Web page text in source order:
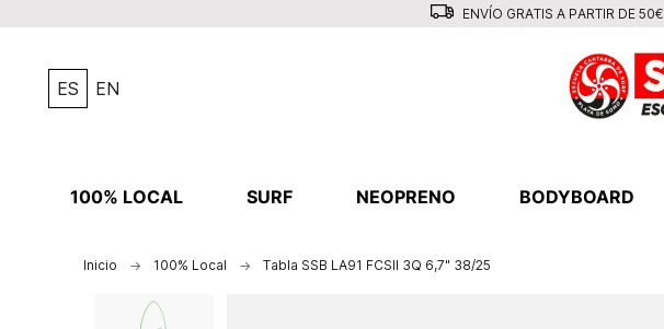
ENVÍO GRATIS A PARTIR DE 50€
ES EN
100% LOCAL SURF NEOPRENO BODYBOARD
Inicio 100% Local Tabla SSB LA91 FCSII 3Q 6,7" 38/25